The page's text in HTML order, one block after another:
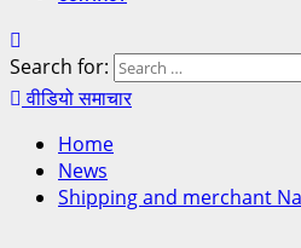
Search for:
वीडियो समाचार
Home
News
Shipping and merchant